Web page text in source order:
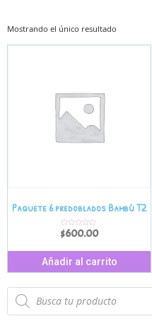
Mostrando el único resultado
Paquete 6 predoblados Bambú T2
V
a
o
a
n
d
5
$600.00
Añadir al carrito